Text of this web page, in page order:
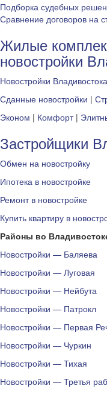
Подборка судебных
Сравнение договоров на
Жилые
новостройки
Новостройки
Сданные новостройки |
Эконом | Комфорт|
Застройщики
Обмен на новостройку
Ипотека в новостройке
Ремонт в новостройке
Купить квартиру в
Районы во
Новостройки — Баляева
Новостройки — Луговая
Новостройки — Нейбута
Новостройки — Патрокл
Новостройки — Первая
Новостройки — Чуркин
Новостройки — Тихая
Новостройки — Третья